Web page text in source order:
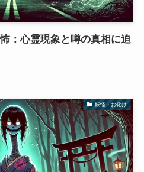
：心霊現象と噂の真相に迫
妖怪・お化け